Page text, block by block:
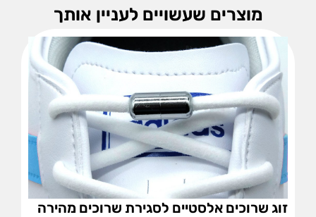
מוצרים שעשויים לעניין אותך
זוג שרוכים אלסטיים לסגירת שרוכים מהירה